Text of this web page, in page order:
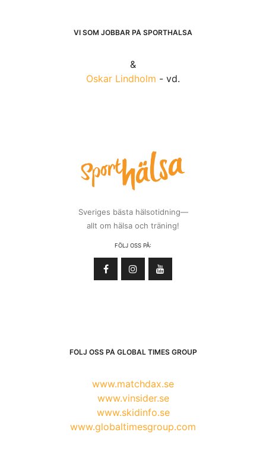
VI SOM JOBBAR PÅ SPORTHÄLSA
&
Oskar Lindholm - vd.
Sveriges bästa hälsotidning—
allt om hälsa och träning!
FÖLJ OSS PÅ:
FÖLJ OSS PÅ GLOBAL TIMES GROUP
www.matchdax.se
www.vinsider.se
www.skidinfo.se
www.globaltimesgroup.com